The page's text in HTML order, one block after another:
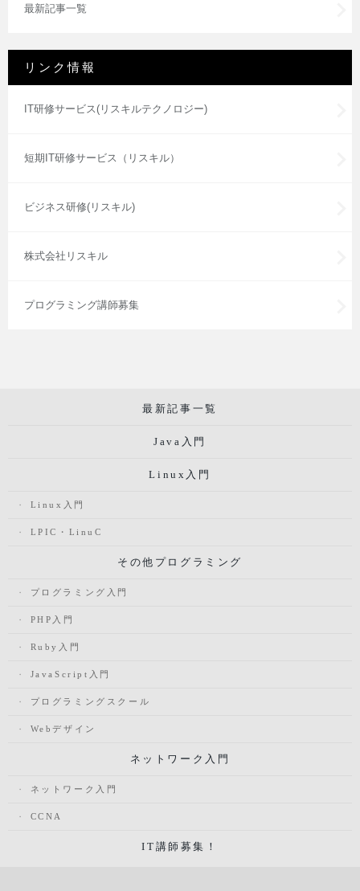
最新記事一覧
リンク情報
IT研修サービス(リスキルテクノロジー)
短期IT研修サービス（リスキル）
ビジネス研修(リスキル)
株式会社リスキル
プログラミング講師募集
最新記事一覧
Java入門
Linux入門
Linux入門
LPIC・LinuC
その他プログラミング
プログラミング入門
PHP入門
Ruby入門
JavaScript入門
プログラミングスクール
Webデザイン
ネットワーク入門
ネットワーク入門
CCNA
IT講師募集！